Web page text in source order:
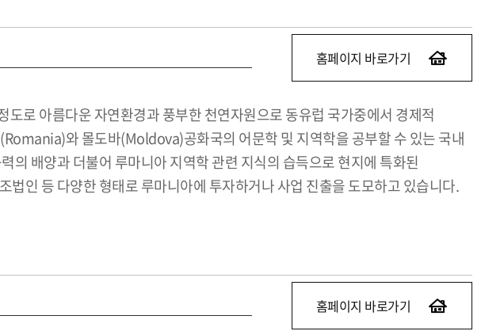
홈페이지 바로가기
로 아름다운 자연환경과 풍부한 천연자원으로 동유럽 국가중에서 경제적
와 몰도바(Moldova)공화국의 어문학 및 지역학을 공부할 수 있는 국내
의 배양과 더불어 루마니아 지역학 관련 지식의 습득으로 현지에 특화된
인 등 다양한 형태로 루마니아에 투자하거나 사업 진출을 도모하고 있습니다.
홈페이지 바로가기